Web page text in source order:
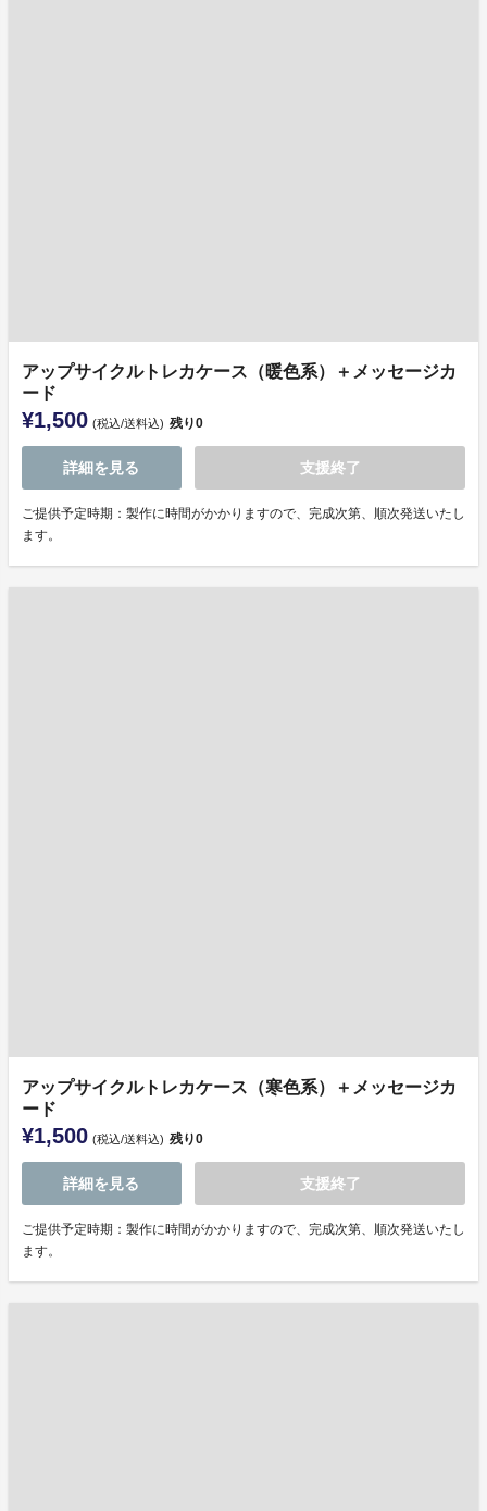
アップサイクルトレカケース（暖色系）＋メッセージカ
ード
¥1,500 (税込/送料込) 残り0
詳細を見る 支援終了
ご提供予定時期：製作に時間がかかりますので、完成次第、順次発送いたし
ます。
アップサイクルトレカケース（寒色系）＋メッセージカ
ード
¥1,500 (税込/送料込) 残り0
詳細を見る 支援終了
ご提供予定時期：製作に時間がかかりますので、完成次第、順次発送いたし
ます。